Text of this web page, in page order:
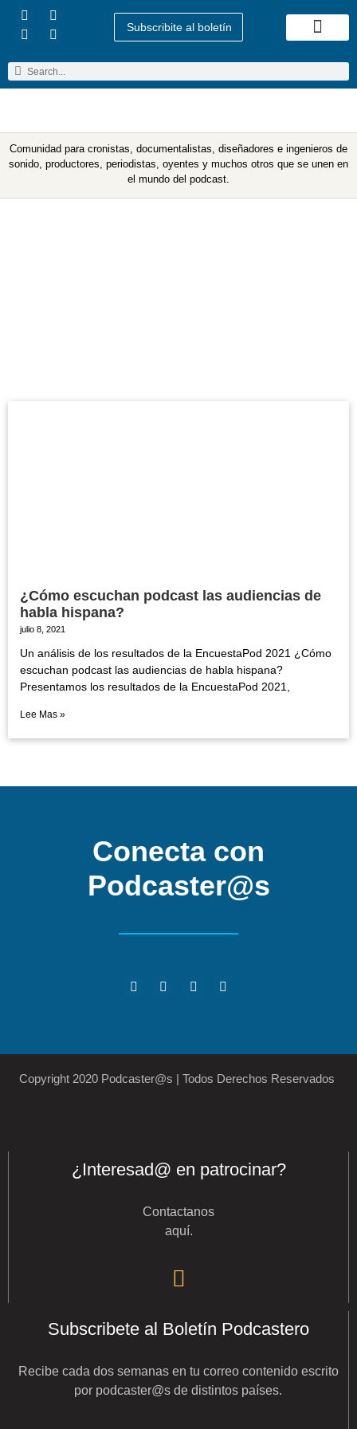
Subscribite al boletín
Comunidad para cronistas, documentalistas, diseñadores e ingenieros de
sonido, productores, periodistas, oyentes y muchos otros que se unen en
el mundo del podcast.
¿Cómo escuchan podcast las audiencias de
habla hispana?
julio 8, 2021
Un análisis de los resultados de la EncuestaPod 2021 ¿Cómo
escuchan podcast las audiencias de habla hispana?
Presentamos los resultados de la EncuestaPod 2021,
Lee Mas »
Conecta con
Podcaster@s
Copyright 2020 Podcaster@s | Todos Derechos Reservados
¿Interesad@ en patrocinar?
Contactanos
aquí.
Subscribete al Boletín Podcastero
Recibe cada dos semanas en tu correo contenido escrito
por podcaster@s de distintos países.